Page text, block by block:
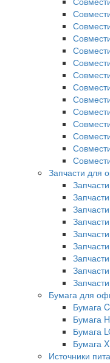
Запчасти для
Бумага для
Бумага
Бумага
Бумага
Бумага
Источники